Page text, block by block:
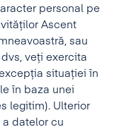
personal pe
Ascent
sau
veți exercita
situației în
în baza unei
legitim). Ulterior
datelor cu